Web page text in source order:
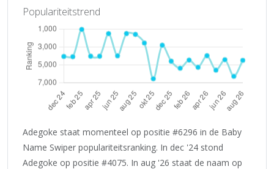
Populariteitstrend
Adegoke staat momenteel op positie #6296 in de Baby
Name Swiper populariteitsranking. In dec '24 stond
Adegoke op positie #4075. In aug '26 staat de naam op